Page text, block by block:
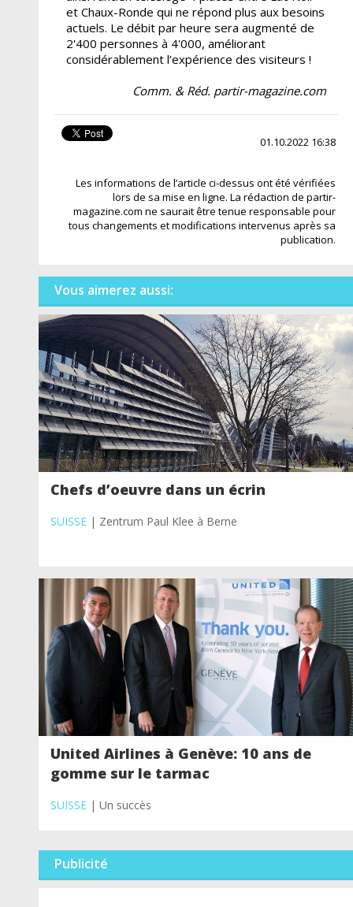
et Chaux-Ronde qui ne répond plus aux besoins
actuels. Le débit par heure sera augmenté de
2'400 personnes à 4'000, améliorant
considérablement l’expérience des visiteurs !
Comm. & Réd. partir-magazine.com
01.10.2022 16:38
Les informations de l’article ci-dessus ont été vérifiées
lors de sa mise en ligne. La rédaction de partir-
magazine.com ne saurait être tenue responsable pour
tous changements et modifications intervenus après sa
publication.
Vous aimerez aussi:
Chefs d’oeuvre dans un écrin
SUISSE| Zentrum Paul Klee à Berne
United Airlines à Genève: 10 ans de
gomme sur le tarmac
SUISSE| Un succès
Publicité